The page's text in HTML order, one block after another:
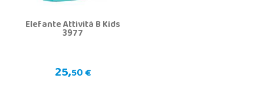
Elefante Attività B Kids
3977
25,50 €